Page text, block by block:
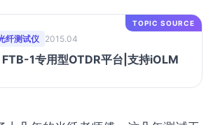
TOPIC SOURCE
纤测试仪 2015.04
FTB-1专用型OTDR平台|支持iOLM